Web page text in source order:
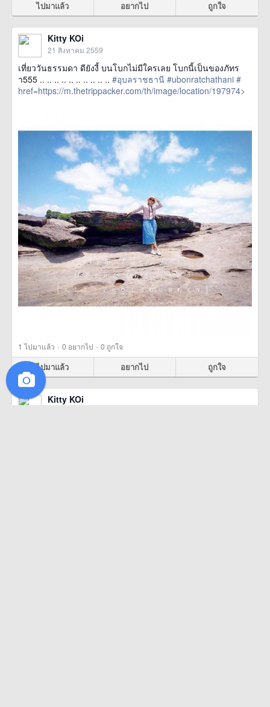
ไปมาแล้ว อยากไป ถูกใจ
Kitty KOi
21 สิงหาคม 2559
เที่ยววันธรรมดา ดียังงี้ บนโบกไม่มีใครเลย โบกนี้เป็นของภัทร
า555 .. .. .. .. .. .. .. .. .. .. #อุบลราชธานี #ubonratchathani #
href=https://m.thetrippacker.com/th/image/location/197974>
1 ไปมาแล้ว · 0 อยากไป · 0 ถูกใจ
ไปมาแล้ว อยากไป ถูกใจ
Kitty KOi